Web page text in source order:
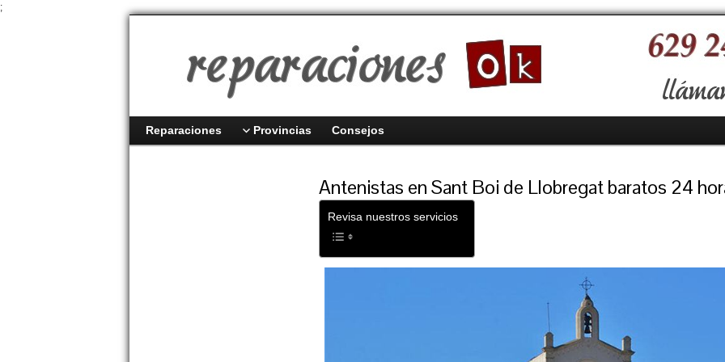
;
Reparaciones Provincias Consejos
Antenistas en Sant Boi de Llobregat baratos 24
Revisa nuestros servicios